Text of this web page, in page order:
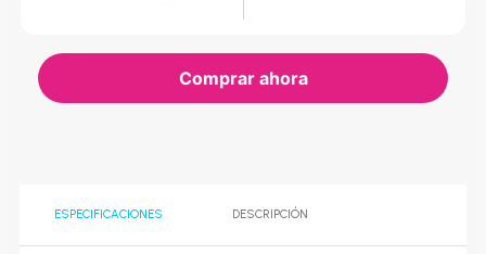
Comprar ahora
ESPECIFICACIONES DESCRIPCIÓN